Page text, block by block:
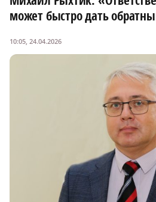
может быстро дать
10:05, 24.04.2026